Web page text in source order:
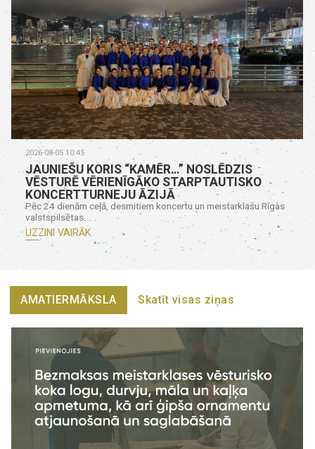
2026-08-05 10:45
JAUNIEŠU KORIS “KAMĒR…” NOSLĒDZIS
VĒSTURĒ VĒRIENĪGĀKO STARPTAUTISKO
KONCERTTURNEJU ĀZIJĀ
Pēc 24 dienām ceļā, desmitiem koncertu un meistarklašu Rīgas
valstspilsētas...
UZZINI VAIRĀK
AMATIERMĀKSLA Skatīt visas ziņas